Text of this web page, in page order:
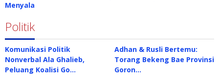
Menyala
Politik
Komunikasi Politik
Nonverbal Ala Ghalieb,
Peluang Koalisi Go…
Adhan & Rusli Bertemu:
Torang Bekeng Bae Provinsi
Goron…